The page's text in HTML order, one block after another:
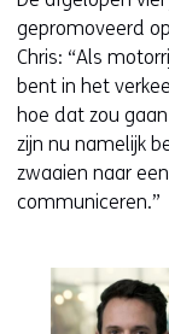
gepromoveerd
Chris: “Als
bent in het
hoe dat zou
zijn nu namelijk
zwaaien naar
communiceren.”